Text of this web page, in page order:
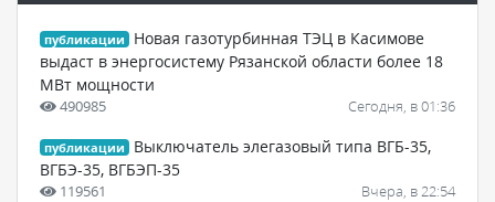
публикации
Новая газотурбинная ТЭЦ в Касимове
выдаст в энергосистему Рязанской области более 18
МВт мощности
490985 Сегодня, в 01:36
публикации
Выключатель элегазовый типа ВГБ-35,
ВГБЭ-35, ВГБЭП-35
119561 Вчера, в 22:54